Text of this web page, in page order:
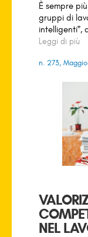
È sempre
gruppi di
intelligenti”,
Leggi di più
n. 273,
NEL